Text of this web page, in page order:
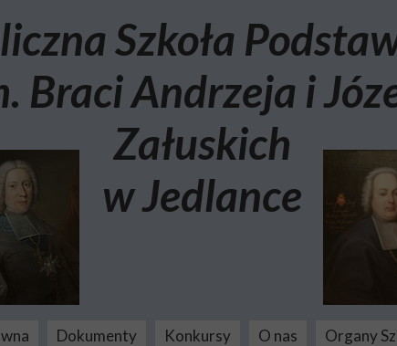
Dokumenty Konkursy O nas Organy
Szkoła
Braci Andrzeja i
Załuskich
w Jedlance